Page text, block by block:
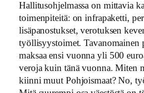
Hallitusohjelmassa on mittavia
toimenpiteitä: on infrapaketti,
lisäpanostukset, verotuksen
työllisyystoimet. Tavanomainen
maksaa ensi vuonna yli 500
veroja kuin tänä vuonna. Miten
kiinni muut Pohjoismaat? No,